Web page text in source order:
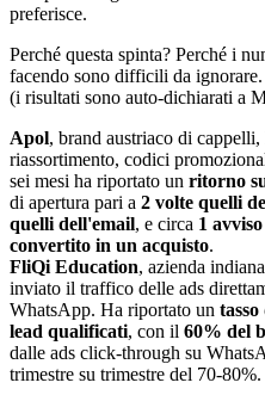
preferisce.
Perché questa spinta? Perché i
facendo sono difficili da ignorare.
(i risultati sono auto-dichiarati a
Apol, brand austriaco di
riassortimento, codici
sei mesi ha riportato un ritorno
di apertura pari a 2 volte quelli
quelli dell'email, e circa 1
convertito in un acquisto.
FliQi Education, azienda
inviato il traffico delle ads
WhatsApp. Ha riportato un
lead qualificati, con il 60% del
dalle ads click-through su
trimestre su trimestre del 70-80%.